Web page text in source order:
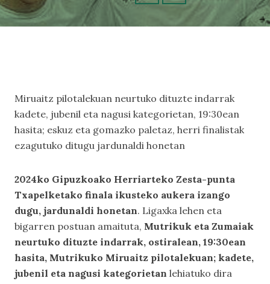
Miruaitz pilotalekuan neurtuko dituzte indarrak
kadete, jubenil eta nagusi kategorietan, 19:30ean
hasita; eskuz eta gomazko paletaz, herri finalistak
ezagutuko ditugu jardunaldi honetan
2024ko Gipuzkoako Herriarteko Zesta-punta
Txapelketako finala ikusteko aukera izango
dugu, jardunaldi honetan. Ligaxka lehen eta
bigarren postuan amaituta, Mutrikuk eta Zumaiak
neurtuko dituzte indarrak, ostiralean, 19:30ean
hasita, Mutrikuko Miruaitz pilotalekuan; kadete,
jubenil eta nagusi kategorietan lehiatuko dira